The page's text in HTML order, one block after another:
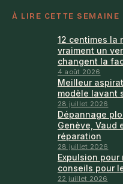
À LIRE CETTE SEMAINE
12 centimes la
vraiment un
changent la
4 août 2026
Meilleur
modèle lavant
28 juillet 2026
Dépannage
Genève, Vaud
réparation
28 juillet 2026
Expulsion
conseils pour
22 juillet 2026